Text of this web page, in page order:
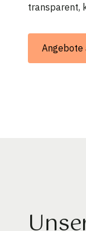
transparent,
Angebote